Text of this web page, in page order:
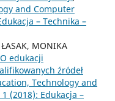
and Computer
– Technika –
MONIKA
O edukacji
źródeł
Technology and
(2018): Edukacja –